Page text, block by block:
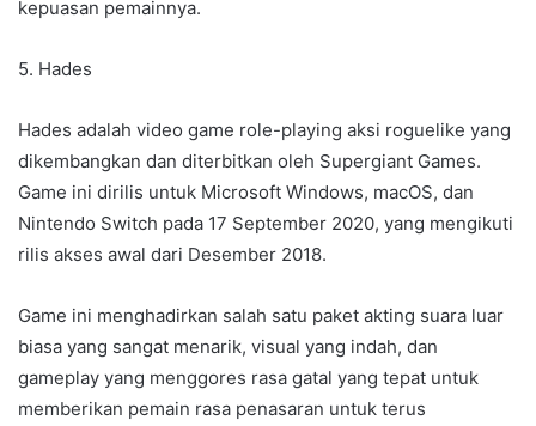
kepuasan pemainnya.
5. Hades
Hades adalah video game role-playing aksi roguelike yang
dikembangkan dan diterbitkan oleh Supergiant Games.
Game ini dirilis untuk Microsoft Windows, macOS, dan
Nintendo Switch pada 17 September 2020, yang mengikuti
rilis akses awal dari Desember 2018.
Game ini menghadirkan salah satu paket akting suara luar
biasa yang sangat menarik, visual yang indah, dan
gameplay yang menggores rasa gatal yang tepat untuk
memberikan pemain rasa penasaran untuk terus